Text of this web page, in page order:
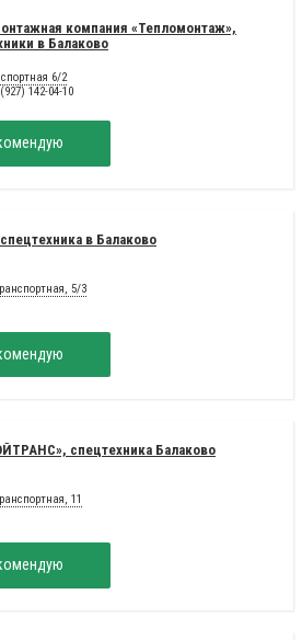
компания «Тепломонтаж»,
в Балаково
6/2
142-04-10
в Балаково
5/3
спецтехника Балаково
11